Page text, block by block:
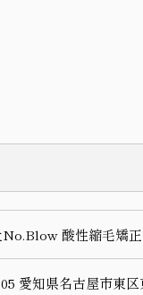
酸性縮毛矯
愛知県名古屋市東